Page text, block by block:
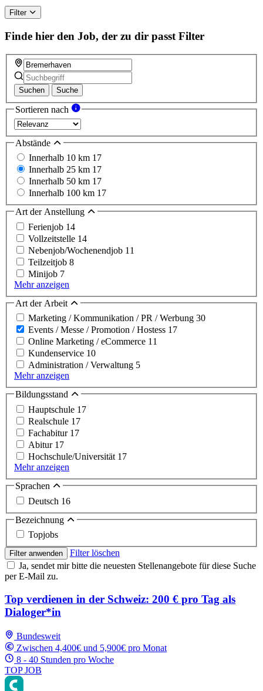
Filter
Finde hier den Job, der zu dir passt Filter
Suchen Suche
Sortieren nach
Abstände
Innerhalb 10 km 17
Innerhalb 25 km 17
Innerhalb 50 km 17
Innerhalb 100 km 17
Art der Anstellung
Ferienjob 14
Vollzeitstelle 14
Nebenjob/Wochenendjob 11
Teilzeitjob 8
Minijob 7
Mehr anzeigen
Art der Arbeit
Marketing / Kommunikation / PR / Werbung 30
Events / Messe / Promotion / Hostess 17
Online Marketing / eCommerce 11
Kundenservice 10
Administration / Verwaltung 5
Mehr anzeigen
Bildungsstand
Hauptschule 17
Realschule 17
Fachabitur 17
Abitur 17
Hochschule/Universität 17
Mehr anzeigen
Sprachen
Deutsch 16
Bezeichnung
Topjobs
Filter anwenden
Filter löschen
Ja, sendet mir bitte die neuesten Stellenangebote für diese Suche
per E-Mail zu.
Top verdienen in der Schweiz: 200 € pro Tag als
Dialoger*in
Bundesweit
Zwischen 4,400€ und 5,900€ pro Monat
8 - 40 Stunden pro Woche
TOP JOB